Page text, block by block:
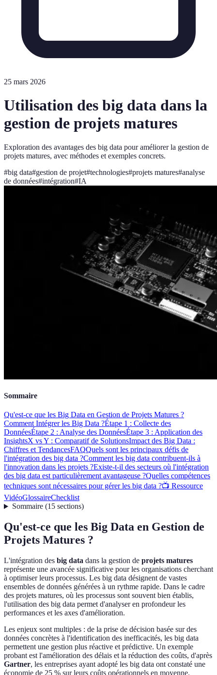
25 mars 2026
Utilisation des big data dans la
gestion de projets matures
Exploration des avantages des big data pour améliorer la gestion de
projets matures, avec méthodes et exemples concrets.
#big data#gestion de projet#technologies#projets matures#analyse
de données#intégration#IA
Sommaire
Qu'est-ce que les Big Data en Gestion de Projets Matures ?
Comment Intégrer les Big Data ?Étape 1 : Collecte des
DonnéesÉtape 2 : Analyse des DonnéesÉtape 3 : Application des
InsightsX vs Y : Comparatif de SolutionsImpact des Big Data :
Chiffres et TendancesFAQQuels sont les principaux défis de
l'intégration des big data ?Comment les big data contribuent-ils à
l'innovation dans les projets ?Existe-t-il des secteurs où l'intégration
des big data est particulièrement avantageuse ?Quelles compétences
techniques sont nécessaires pour gérer les big data ?📺 Ressource
VidéoGlossaireChecklist
Sommaire(15 sections)
Qu'est-ce que les Big Data en Gestion de
Projets Matures ?
L'intégration des big data dans la gestion de projets matures
représente une avancée significative pour les organisations cherchant
à optimiser leurs processus. Les big data désignent de vastes
ensembles de données générées à un rythme rapide. Dans le cadre
des projets matures, où les processus sont souvent bien établis,
l'utilisation des big data permet d'analyser en profondeur les
performances et les axes d'amélioration.
Les enjeux sont multiples : de la prise de décision basée sur des
données concrètes à l'identification des inefficacités, les big data
permettent une gestion plus réactive et prédictive. Un exemple
probant est l'amélioration des délais et la réduction des coûts, d'après
Gartner, les entreprises ayant adopté les big data ont constaté une
économie de 25 % sur leurs coûts opérationnels en moyenne.